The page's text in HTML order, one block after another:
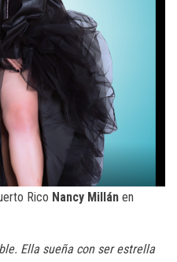
Rico Nancy Millán en
Ella sueña con ser estrella